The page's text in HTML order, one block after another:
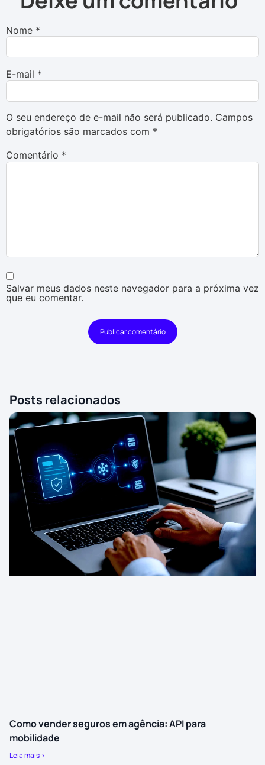
O seu endereço de e-mail não será publicado. Campos
obrigatórios são marcados com *
Comentário *
Nome *
E-mail *
Salvar meus dados neste navegador para a próxima vez
que eu comentar.
Posts relacionados
Como vender seguros em agência: API para
mobilidade
Leia mais >